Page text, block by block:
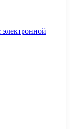
электронной